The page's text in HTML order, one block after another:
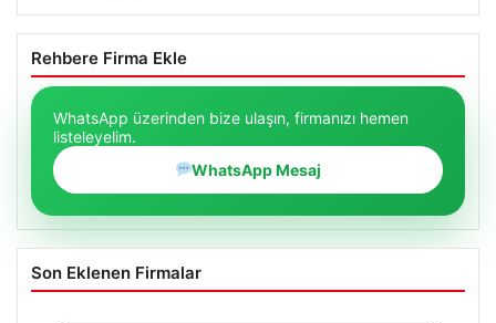
Rehbere Firma Ekle
WhatsApp üzerinden bize ulaşın, firmanızı hemen
listeleyelim.
WhatsApp Mesaj
Son Eklenen Firmalar